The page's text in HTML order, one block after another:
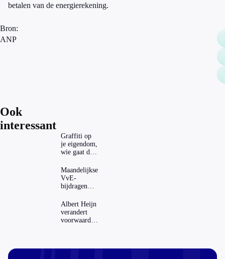
betalen van de energierekening.
Bron:
ANP
Ook
interessant
Graffiti op
je eigendom,
wie gaat dat
Maandelijkse
VvE-
bijdragen
dat invloed
op je
hypotheek?
Albert Heijn
verandert
voorwaarden